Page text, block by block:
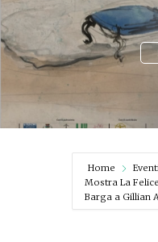
Home
Mostra La
Barga a Gillian